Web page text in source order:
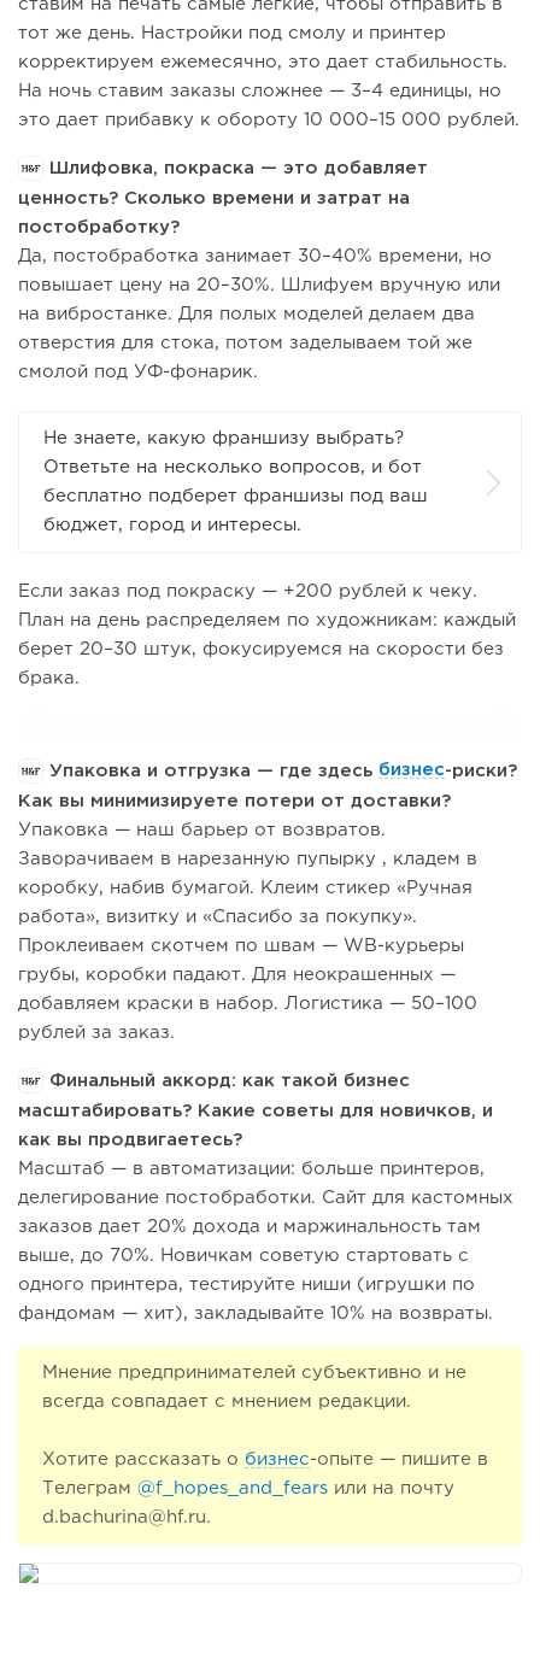
ставим на печать самые легкие, чтобы отправить в
тот же день. Настройки под смолу и принтер
корректируем ежемесячно, это дает стабильность.
На ночь ставим заказы сложнее — 3–4 единицы, но
это дает прибавку к обороту 10 000–15 000 рублей.
Шлифовка, покраска — это добавляет
ценность? Сколько времени и затрат на
постобработку?
Да, постобработка занимает 30–40% времени, но
повышает цену на 20–30%. Шлифуем вручную или
на вибростанке. Для полых моделей делаем два
отверстия для стока, потом заделываем той же
смолой под УФ-фонарик.
Не знаете, какую франшизу выбрать?
Ответьте на несколько вопросов, и бот
бесплатно подберет франшизы под ваш
бюджет, город и интересы.
Если заказ под покраску — +200 рублей к чеку.
План на день распределяем по художникам: каждый
берет 20–30 штук, фокусируемся на скорости без
брака.
Упаковка и отгрузка — где здесь бизнес-риски?
Как вы минимизируете потери от доставки?
Упаковка — наш барьер от возвратов.
Заворачиваем в нарезанную пупырку , кладем в
коробку, набив бумагой. Клеим стикер «Ручная
работа», визитку и «Спасибо за покупку».
Проклеиваем скотчем по швам — WB-курьеры
грубы, коробки падают. Для неокрашенных —
добавляем краски в набор. Логистика — 50–100
рублей за заказ.
Финальный аккорд: как такой бизнес
масштабировать? Какие советы для новичков, и
как вы продвигаетесь?
Масштаб — в автоматизации: больше принтеров,
делегирование постобработки. Сайт для кастомных
заказов дает 20% дохода и маржинальность там
выше, до 70%. Новичкам советую стартовать с
одного принтера, тестируйте ниши (игрушки по
фандомам — хит), закладывайте 10% на возвраты.
Мнение предпринимателей субъективно и не
всегда совпадает с мнением редакции.
Хотите рассказать о бизнес-опыте — пишите в
Телеграм @f_hopes_and_fears или на почту
d.bachurina@hf.ru.